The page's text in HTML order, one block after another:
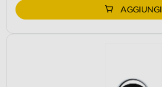
AGGIUNGI